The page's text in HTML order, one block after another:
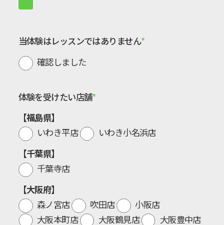
当体験はレッスンではありません
確認しました
体験を受けたい店舗
【福島県】
いわき平店
いわき小名浜店
【千葉県】
千葉寺店
【大阪府】
森ノ宮店
吹田店
小阪店
大阪本町店
大阪鶴見店
大阪豊中店